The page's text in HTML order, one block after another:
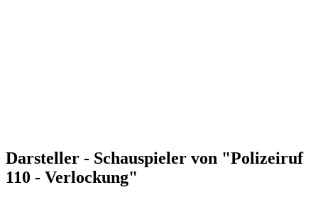
Darsteller - Schauspieler von "Polizeiruf
110 - Verlockung"